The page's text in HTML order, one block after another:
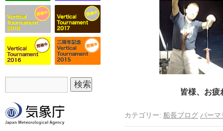
皆様、お疲
カテゴリー: 船長ブログ パーマ